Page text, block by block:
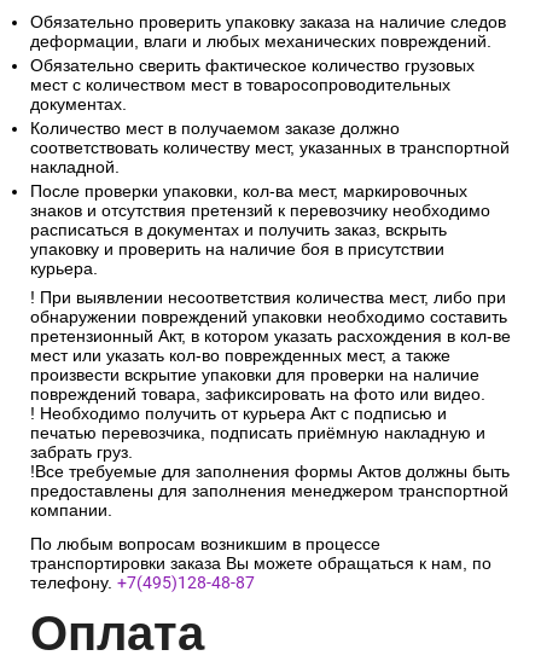
Обязательно проверить упаковку заказа на наличие следов
деформации, влаги и любых механических повреждений.
Обязательно сверить фактическое количество грузовых
мест с количеством мест в товаросопроводительных
документах.
Количество мест в получаемом заказе должно
соответствовать количеству мест, указанных в транспортной
накладной.
После проверки упаковки, кол-ва мест, маркировочных
знаков и отсутствия претензий к перевозчику необходимо
расписаться в документах и получить заказ, вскрыть
упаковку и проверить на наличие боя в присутствии
курьера.
! При выявлении несоответствия количества мест, либо при
обнаружении повреждений упаковки необходимо составить
претензионный Акт, в котором указать расхождения в кол-ве
мест или указать кол-во поврежденных мест, а также
произвести вскрытие упаковки для проверки на наличие
повреждений товара, зафиксировать на фото или видео.
! Необходимо получить от курьера Акт с подписью и
печатью перевозчика, подписать приёмную накладную и
забрать груз.
!Все требуемые для заполнения формы Актов должны быть
предоставлены для заполнения менеджером транспортной
компании.
По любым вопросам возникшим в процессе
транспортировки заказа Вы можете обращаться к нам, по
телефону. +7(495)128-48-87
Оплата